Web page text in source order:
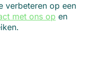
verbeteren op een
met ons op en